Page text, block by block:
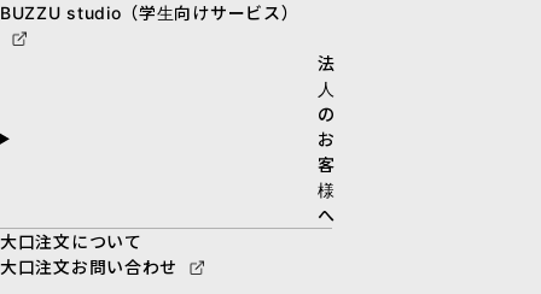
BUZZU studio（学生向けサービス）
法
人
の
お
客
様
へ
大口注文について
大口注文お問い合わせ